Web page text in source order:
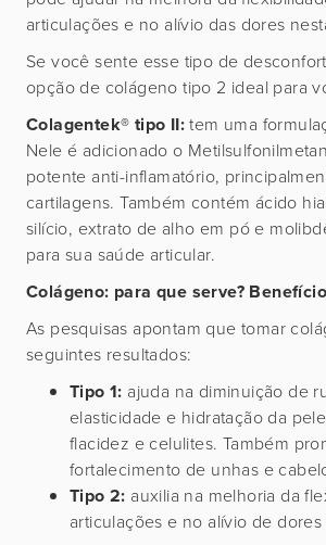
articulações e no alívio das dores
Se você sente esse tipo de
opção de colágeno tipo 2 ideal para
Colagentek® tipo II:tem uma
Nele é adicionado o
potente anti-inflamatório,
cartilagens. Também contém ácido
silício, extrato de alho em pó e
para sua saúde articular.
Colágeno: para que serve?
As pesquisas apontam que tomar
seguintes resultados:
Tipo 1: ajuda na diminuição de
elasticidade e hidratação da
flacidez e celulites. Também
fortalecimento de unhas e
Tipo 2: auxilia na melhoria da
articulações e no alívio de dores